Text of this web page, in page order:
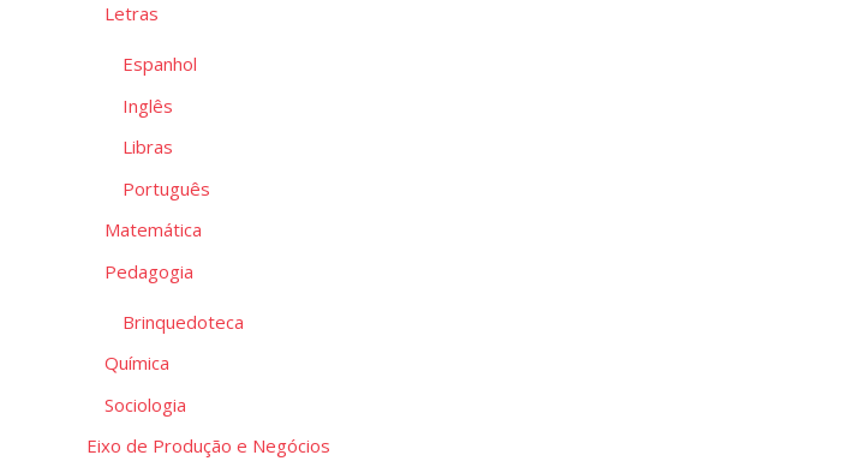
Letras
Espanhol
Inglês
Libras
Português
Matemática
Pedagogia
Brinquedoteca
Química
Sociologia
Eixo de Produção e Negócios